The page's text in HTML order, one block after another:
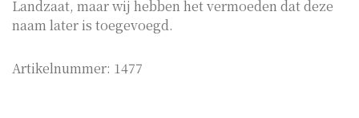
Landzaat, maar wij hebben het vermoeden dat deze
naam later is toegevoegd.
Artikelnummer: 1477